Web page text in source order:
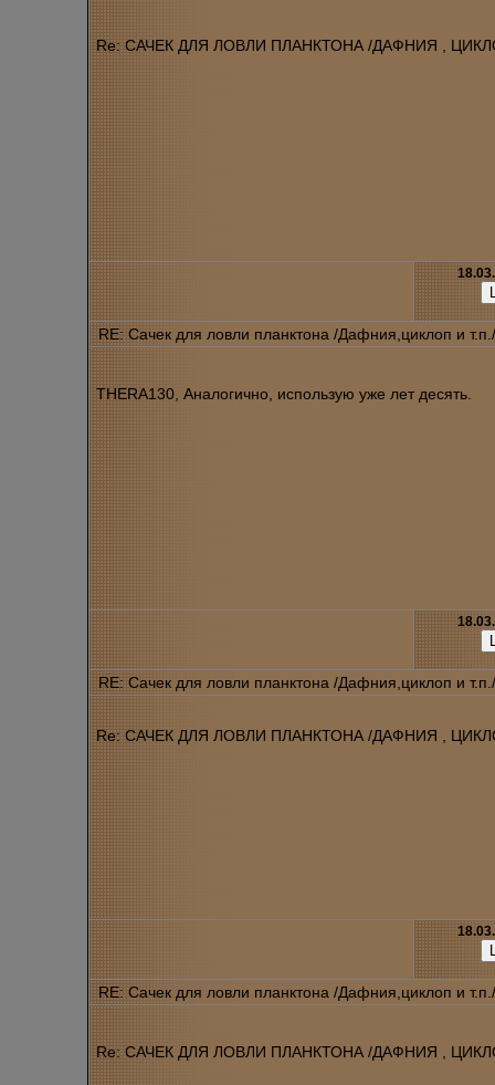
Re: САЧЕК ДЛЯ ЛОВЛИ ПЛАНКТОНА /ДАФНИЯ ,
RE: Сачек для ловли планктона /Дафния,циклоп и
THERA130, Аналогично, использую уже лет десять.
RE: Сачек для ловли планктона /Дафния,циклоп и
Re: САЧЕК ДЛЯ ЛОВЛИ ПЛАНКТОНА /ДАФНИЯ ,
RE: Сачек для ловли планктона /Дафния,циклоп и
Re: САЧЕК ДЛЯ ЛОВЛИ ПЛАНКТОНА /ДАФНИЯ ,